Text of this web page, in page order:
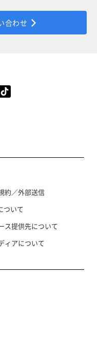
合わせ
約／外部送信
ついて
ス提供先について
ィアについて